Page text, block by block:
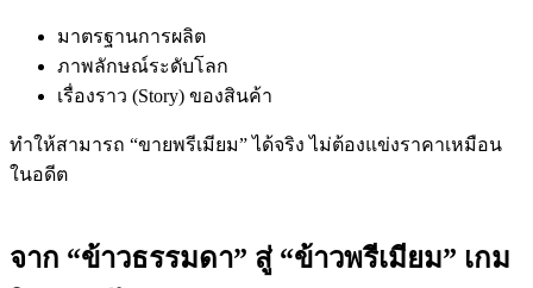
มาตรฐานการผลิต
ภาพลักษณ์ระดับโลก
เรื่องราว (Story) ของสินค้า
ทำให้สามารถ “ขายพรีเมียม” ได้จริง ไม่ต้องแข่งราคาเหมือน
ในอดีต
จาก “ข้าวธรรมดา” สู่ “ข้าวพรีเมียม” เกม